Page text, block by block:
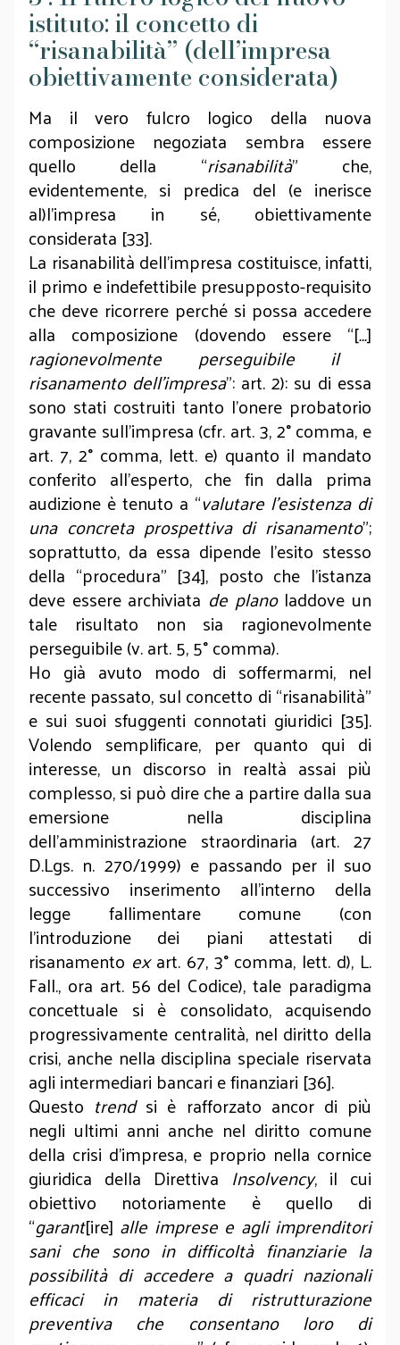
istituto: il concetto di
“risanabilità” (dell’impresa
obiettivamente considerata)
Ma il vero fulcro logico della nuova
composizione negoziata sembra essere
quello della “risanabilità” che,
evidentemente, si predica del (e inerisce
al)l’impresa in sé, obiettivamente
considerata [33].
La risanabilità dell’impresa costituisce, infatti,
il primo e indefettibile presupposto-requisito
che deve ricorrere perché si possa accedere
alla composizione (dovendo essere “[…]
ragionevolmente perseguibile il
risanamento dell’impresa”: art. 2): su di essa
sono stati costruiti tanto l’onere probatorio
gravante sull’impresa (cfr. art. 3, 2° comma, e
art. 7, 2° comma, lett. e) quanto il mandato
conferito all’esperto, che fin dalla prima
audizione è tenuto a “valutare l’esistenza di
una concreta prospettiva di risanamento”;
soprattutto, da essa dipende l’esito stesso
della “procedura” [34], posto che l’istanza
deve essere archiviata de plano laddove un
tale risultato non sia ragionevolmente
perseguibile (v. art. 5, 5° comma).
Ho già avuto modo di soffermarmi, nel
recente passato, sul concetto di “risanabilità”
e sui suoi sfuggenti connotati giuridici [35].
Volendo semplificare, per quanto qui di
interesse, un discorso in realtà assai più
complesso, si può dire che a partire dalla sua
emersione nella disciplina
dell’amministrazione straordinaria (art. 27
D.Lgs. n. 270/1999) e passando per il suo
successivo inserimento all’in­terno della
legge fallimentare comune (con
l’introduzione dei piani attestati di
risanamento exart. 67, 3° comma, lett. d), L.
Fall., ora art. 56 del Codice), tale paradigma
concettuale si è consolidato, acquisendo
progressivamente centralità, nel diritto della
crisi, anche nella disciplina speciale riservata
agli intermediari bancari e finanziari [36].
Questo trend si è rafforzato ancor di più
negli ultimi anni anche nel diritto comune
della crisi d’impresa, e proprio nella cornice
giuridica della Direttiva Insolvency, il cui
obiettivo notoriamente è quello di
“garant[ire] alle imprese e agli imprenditori
sani che sono in difficoltà finanziarie la
possibilità di accedere a quadri nazionali
efficaci in materia di ristrutturazione
preventiva che consentano loro di